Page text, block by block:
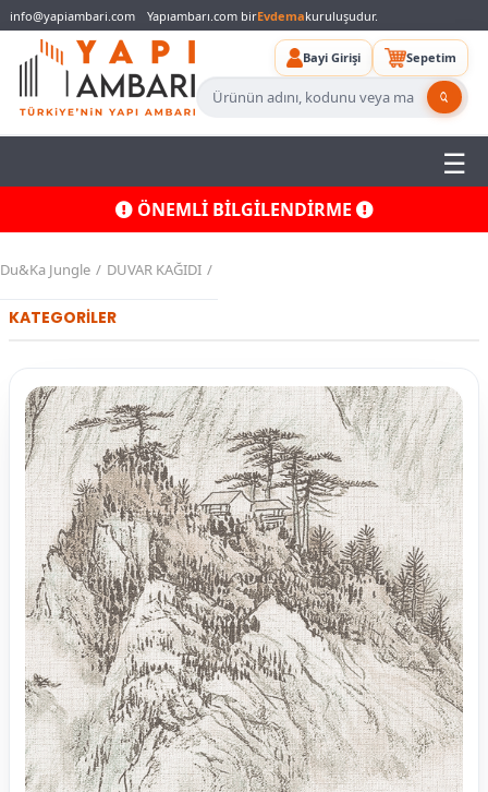
info@yapiambari.com Yapıambarı.com birEvdemakuruluşudur.
Bayi Girişi Sepetim
ÖNEMLİ BİLGİLENDİRME
Du&Ka Jungle DUVAR KAĞIDI
KATEGORİLER